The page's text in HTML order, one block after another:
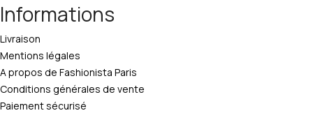
Informations
Livraison
Mentions légales
A propos de Fashionista Paris
Conditions générales de vente
Paiement sécurisé